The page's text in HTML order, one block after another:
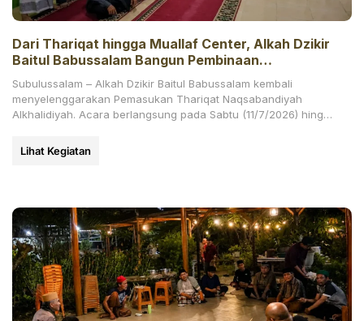
Dari Thariqat hingga Muallaf Center, Alkah Dzikir
Baitul Babussalam Bangun Pembinaan
Berkelanjutan, di Bawah Yayasan H. Abdul Hamid
Padang
Subulussalam – Alkah Dzikir Baitul Babussalam kembali
menyelenggarakan Pemasukan Thariqat Naqsabandiyah
Alkhalidiyah. Acara berlangsung pada Sabtu (11/7/2026) hingga
Lihat Kegiatan